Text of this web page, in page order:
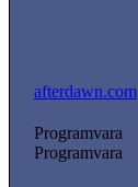
afterdawn.com
Programvara
Programvara